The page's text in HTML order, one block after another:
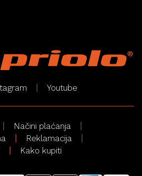
Youtube
Načini plaćanja
Reklamacija
Kako kupiti